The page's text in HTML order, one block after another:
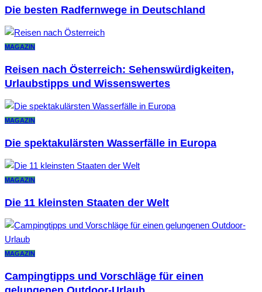
Die besten Radfernwege in Deutschland
MAGAZIN
Reisen nach Österreich: Sehenswürdigkeiten,
Urlaubstipps und Wissenswertes
MAGAZIN
Die spektakulärsten Wasserfälle in Europa
MAGAZIN
Die 11 kleinsten Staaten der Welt
MAGAZIN
Campingtipps und Vorschläge für einen